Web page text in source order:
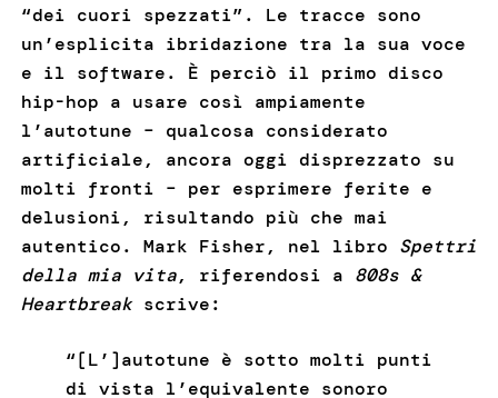
“dei cuori spezzati”. Le tracce sono
un’esplicita ibridazione tra la sua voce
e il software. È perciò il primo disco
hip-hop a usare così ampiamente
l’autotune – qualcosa considerato
artificiale, ancora oggi disprezzato su
molti fronti – per esprimere ferite e
delusioni, risultando più che mai
autentico. Mark Fisher, nel libro Spettri
della mia vita, riferendosi a 808s &
Heartbreakscrive:
“[L’]autotune è sotto molti punti
di vista l’equivalente sonoro